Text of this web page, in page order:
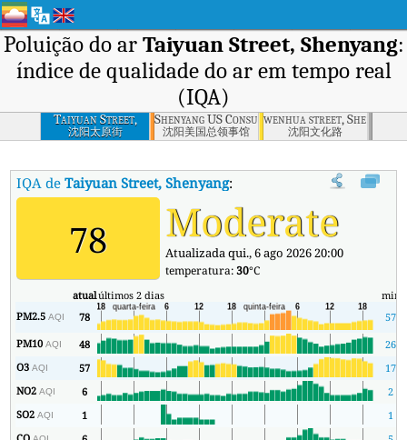
Poluição do ar Taiyuan Street, Shenyang:
índice de qualidade do ar em tempo real
(IQA)
Taiyuan Street,
Shenyang
沈阳太原街
Shenyang US Consulate
沈阳美国总领事馆
wenhua street, Shenyang ,
沈阳文化路
IQA deTaiyuan Street, Shenyang: Índice de Qualidade do Ar
78 Moderate
Atualizada qui., 6 ago 2026 20:00
temperatura:30°C
atualúltimos 2 dias min
PM2.5AQI 78 57
PM10AQI 48
26
O3AQI 57
17
NO2AQI 6
2
SO2AQI 1
1